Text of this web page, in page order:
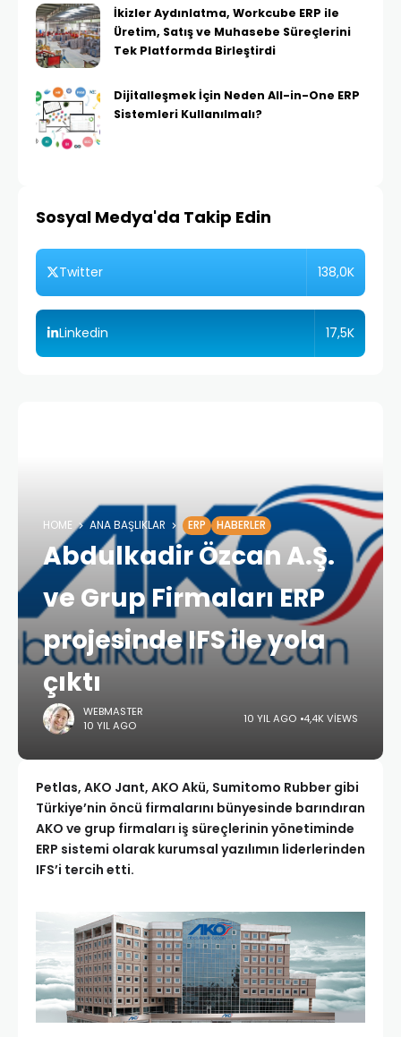
İkizler Aydınlatma, Workcube ERP ile
Üretim, Satış ve Muhasebe Süreçlerini
Tek Platformda Birleştirdi
Dijitalleşmek İçin Neden All-in-One ERP
Sistemleri Kullanılmalı?
Sosyal Medya'da Takip Edin
Twitter 138,0K
Linkedin 17,5K
HOME ANA BAŞLIKLAR ERP HABERLER
Abdulkadir Özcan A.Ş.
ve Grup Firmaları ERP
projesinde IFS ile yola
çıktı
WEBMASTER
10 YIL AGO
10 YIL AGO 4,4K VIEWS
Petlas, AKO Jant, AKO Akü, Sumitomo Rubber gibi
Türkiye’nin öncü firmalarını bünyesinde barındıran
AKO ve grup firmaları iş süreçlerinin yönetiminde
ERP sistemi olarak kurumsal yazılımın liderlerinden
IFS’i tercih etti.